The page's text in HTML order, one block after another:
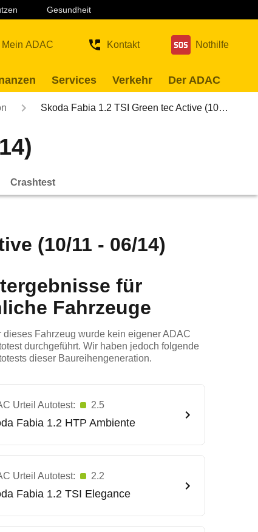
Gesundheit
Mein ADAC Kontakt Nothilfe
Services Verkehr Der ADAC
Skoda Fabia 1.2 TSI Green tec Active (10…
Crashtest
(10/11 - 06/14)
für
Fahrzeuge
dieses Fahrzeug wurde kein eigener ADAC
durchgeführt. Wir haben jedoch folgende
dieser Baureihengeneration.
Urteil Autotest: 2.5
Fabia 1.2 HTP Ambiente
Urteil Autotest: 2.2
Fabia 1.2 TSI Elegance